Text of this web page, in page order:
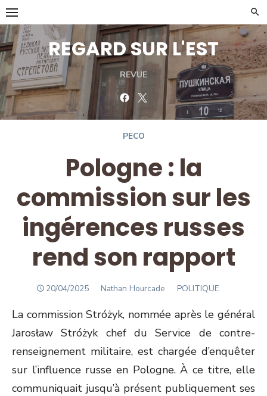
Skip
to
content
REGARD SUR L'EST
REVUE
FacebookTwitter
PECO
Pologne : la
commission sur les
ingérences russes
rend son rapport
POSTED
20/04/2025 Author
Nathan Hourcade POLITIQUE
La commission Stróżyk, nommée après le général
Jarosław Stróżyk chef du Service de contre-
renseignement militaire, est chargée d’enquêter
sur l’influence russe en Pologne. À ce titre, elle
communiquait jusqu’à présent publiquement ses